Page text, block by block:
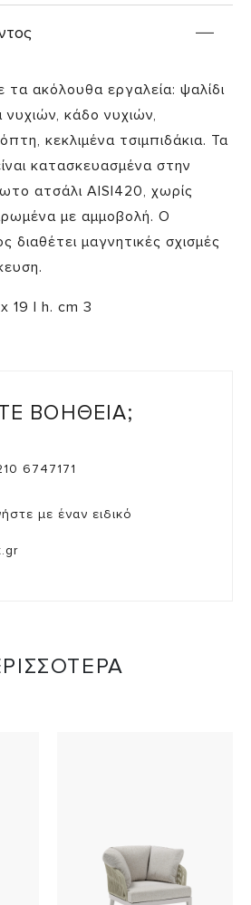
τα ακόλουθα εργαλεία: ψαλίδι
νυχιών, κάδο νυχιών,
κεκλιμένα τσιμπιδάκια. Τα
κατασκευασμένα στην
ατσάλι AISI420, χωρίς
με αμμοβολή. Ο
διαθέτει μαγνητικές σχισμές
19 | h. cm 3
ΒΟΗΘΕΙΑ;
6747171
με έναν ειδικό